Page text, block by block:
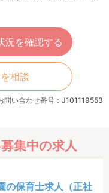
況を確認する
相談
問い合わせ番号：J101119553
集中の求人
の保育士求人（正社